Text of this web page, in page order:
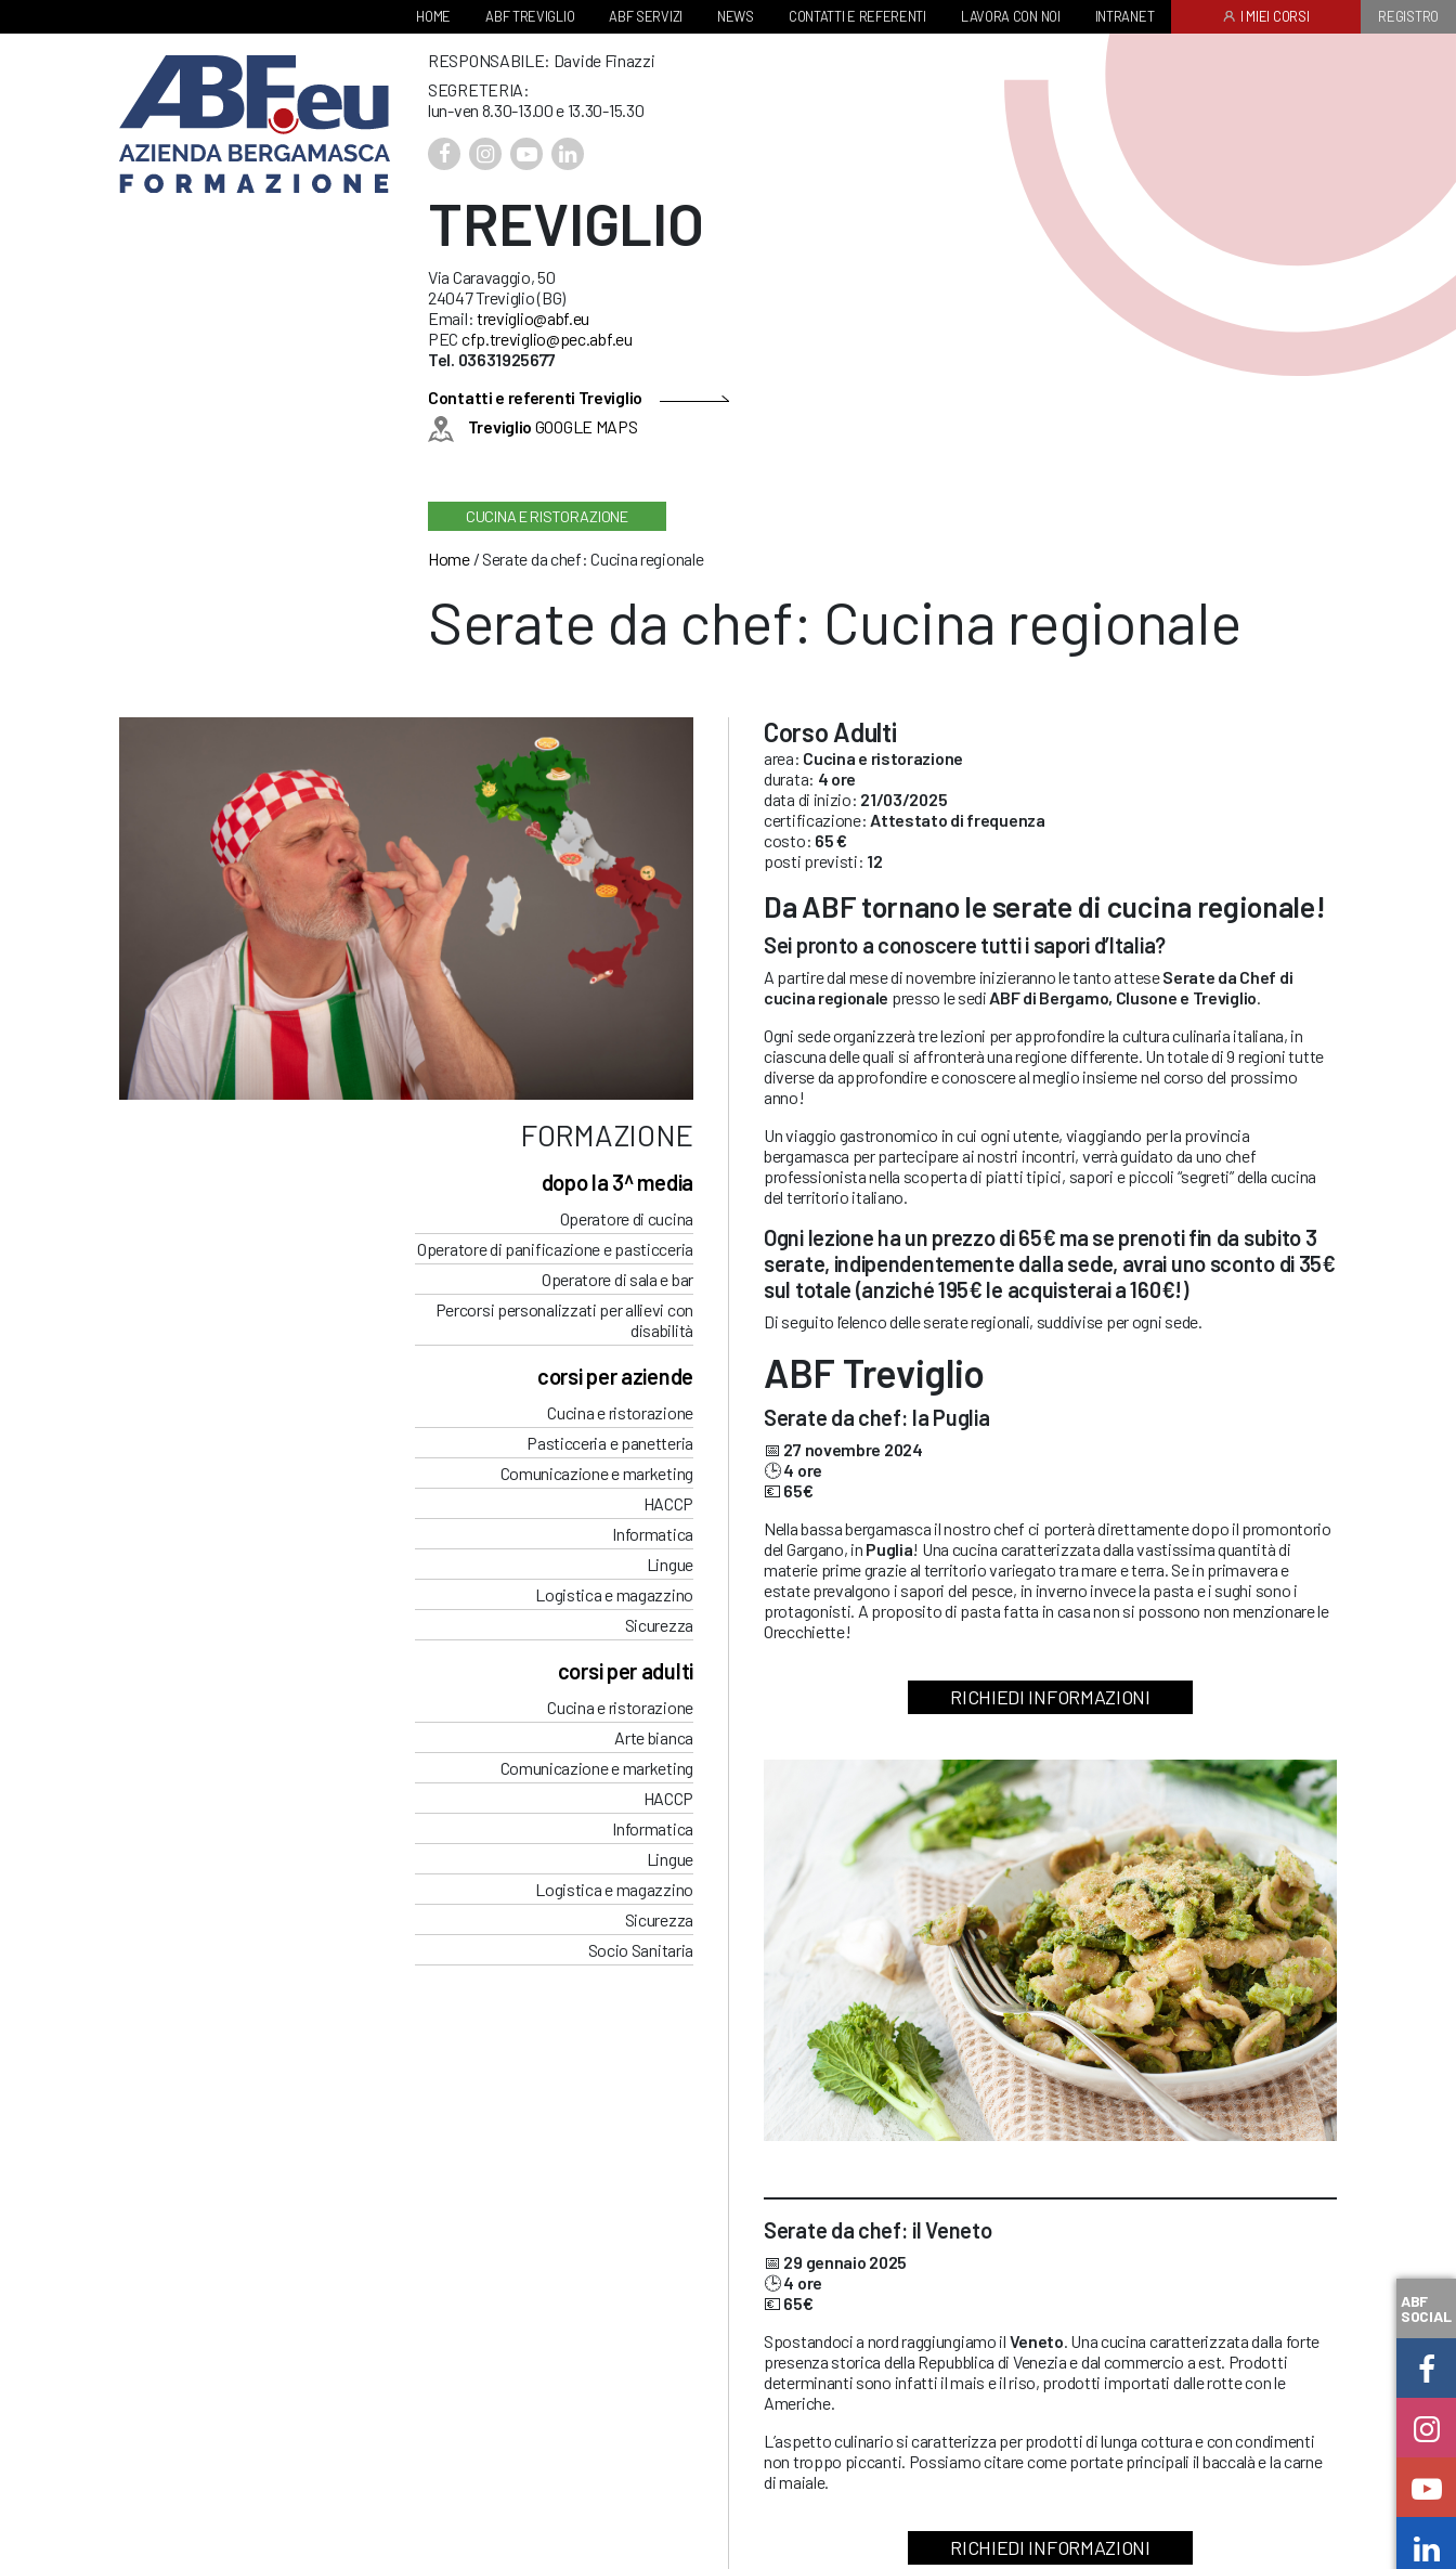
HOME ABF TREVIGLIO ABF SERVIZI NEWS CONTATTI E REFERENTI LAVORA CON NOI INTRANET I MIEI CORSI REGISTRO
RESPONSABILE: Davide Finazzi
SEGRETERIA:
lun-ven 8.30-13.00 e 13.30-15.30
TREVIGLIO
Via Caravaggio, 50
24047 Treviglio (BG)
Email: treviglio@abf.eu
PEC cfp.treviglio@pec.abf.eu
Tel. 03631925677
Contatti e referenti Treviglio
Treviglio GOOGLE MAPS
CUCINA E RISTORAZIONE
Home/ Serate da chef: Cucina regionale
Serate da chef: Cucina regionale
FORMAZIONE
dopo la 3^ media
Operatore di cucina
Operatore di panificazione e pasticceria
Operatore di sala e bar
Percorsi personalizzati per allievi con
disabilità
corsi per aziende
Cucina e ristorazione
Pasticceria e panetteria
Comunicazione e marketing
HACCP
Informatica
Lingue
Logistica e magazzino
Sicurezza
corsi per adulti
Cucina e ristorazione
Arte bianca
Comunicazione e marketing
HACCP
Informatica
Lingue
Logistica e magazzino
Sicurezza
Socio Sanitaria
Corso Adulti
area: Cucina e ristorazione
durata: 4 ore
data di inizio: 21/03/2025
certificazione: Attestato di frequenza
costo: 65 €
posti previsti: 12
Da ABF tornano le serate di cucina regionale!
Sei pronto a conoscere tutti i sapori d’Italia?
A partire dal mese di novembre inizieranno le tanto atteseSerate da Chef di
cucina regionale presso le sedi ABF di Bergamo, Clusone e Treviglio
Ogni sede organizzerà tre lezioni per approfondire la cultura culinaria italiana, in
ciascuna delle quali si affronterà una regione differente. Un totale di 9 regioni tutte
diverse da approfondire e conoscere al meglio insieme nel corso del prossimo
anno!
Un viaggio gastronomico in cui ogni utente, viaggiando per la provincia
bergamasca per partecipare ai nostri incontri, verrà guidato da uno chef
professionista nella scoperta di piatti tipici, sapori e piccoli “segreti” della cucina
del territorio italiano.
Ogni lezione ha un prezzo di 65€ ma se prenoti fin da subito 3
serate, indipendentemente dalla sede, avrai uno sconto di 35€
sul totale (anziché 195€ le acquisterai a 160€!)
Di seguito l’elenco delle serate regionali, suddivise per ogni sede.
ABF Treviglio
Serate da chef: la Puglia
📅 27 novembre 2024
🕒4 ore
💶 65€
Nella bassa bergamasca il nostro chef ci porterà direttamente dopo il promontorio
del Gargano, in Puglia! Una cucina caratterizzata dalla vastissima quantità di
materie prime grazie al territorio variegato tra mare e terra. Se in primavera e
estate prevalgono i sapori del pesce, in inverno invece la pasta e i sughi sono i
protagonisti. A proposito di pasta fatta in casa non si possono non menzionare le
Orecchiette!
RICHIEDI INFORMAZIONI
Serate da chef: il Veneto
📅 29 gennaio 2025
🕒4 ore
💶 65€
Spostandoci a nord raggiungiamo il Veneto. Una cucina caratterizzata dalla forte
presenza storica della Repubblica di Venezia e dal commercio a est. Prodotti
determinanti sono infatti il mais e il riso, prodotti importati dalle rotte con le
Americhe.
L’aspetto culinario si caratterizza per prodotti di lunga cottura e con condimenti
non troppo piccanti. Possiamo citare come portate principali il baccalà e la carne
di maiale.
RICHIEDI INFORMAZIONI
ABF
SOCIAL